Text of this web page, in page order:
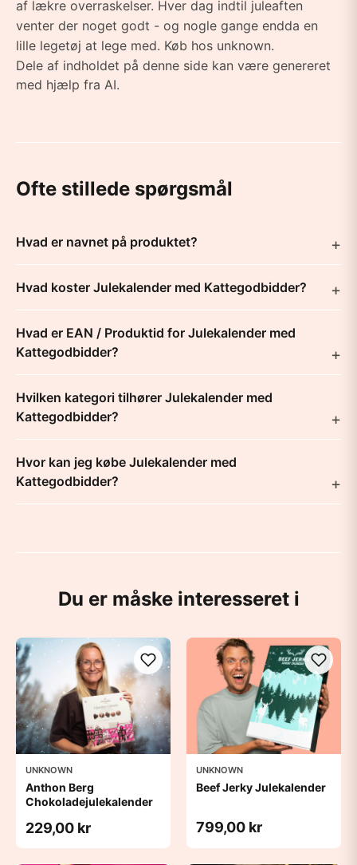
af lækre overraskelser. Hver dag indtil juleaften
venter der noget godt - og nogle gange endda en
lille legetøj at lege med. Køb hos unknown.
Dele af indholdet på denne side kan være genereret
med hjælp fra AI.
Ofte stillede spørgsmål
Hvad er navnet på produktet?
Hvad koster Julekalender med Kattegodbidder?
Hvad er EAN / Produktid for Julekalender med
Kattegodbidder?
Hvilken kategori tilhører Julekalender med
Kattegodbidder?
Hvor kan jeg købe Julekalender med
Kattegodbidder?
Du er måske interesseret i
UNKNOWN
Anthon Berg
Chokoladejulekalender
229,00 kr
UNKNOWN
Beef Jerky Julekalender
799,00 kr